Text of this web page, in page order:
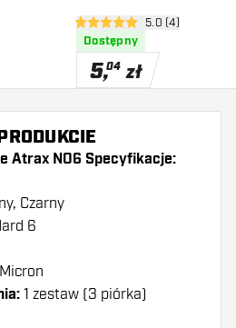
otwórz panel
5 gwiazdki oceny5.0 (4)
Dostępny
5,04 zł
Atrax NO6 Specyfikacje:
Czarny
6
1 zestaw (3 piórka)